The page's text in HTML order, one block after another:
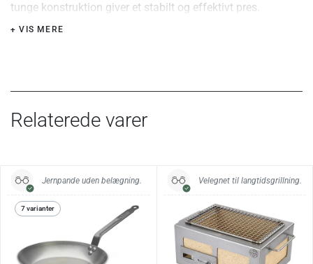
tunge konstruktion giver et stabilt og effektivt pres.
Særlige fordele eller tips:
Vedligehold:
Vask i varmt vand uden opvaskemiddel og tør straks efter
vask. Emaljen beskytter mod rust, men undgå
+ VIS MERE
Relaterede varer
Jernpande uden belægning.
7 varianter
Velegnet til langtidsgrillning.